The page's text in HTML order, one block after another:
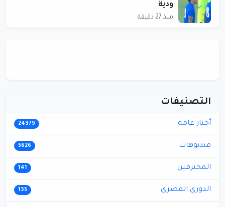
ودية
منذ 27 دقيقة
التصنيفات
أخبار عامة 24379
فيديوهات 5626
المحترفين 141
الدوري المصري 135